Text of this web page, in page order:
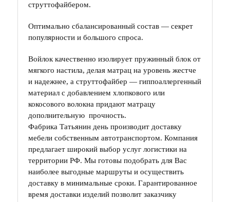
струттофайбером.
Оптимально сбалансированный состав — секрет
популярности и большого спроса.
Войлок качественно изолирует пружинный блок от
мягкого настила, делая матрац на уровень жестче
и надежнее, а струттофайбер — гиппоаллергенный
материал с добавлением хлопкового или
кокосового волокна придают матрацу
дополнительную прочность.
Фабрика Татьянин день производит доставку
мебели собственным автотранспортом. Компания
предлагает широкий выбор услуг логистики на
территории РФ. Мы готовы подобрать для Вас
наиболее выгодные маршруты и осуществить
доставку в минимальные сроки. Гарантированное
время доставки изделий позволит заказчику